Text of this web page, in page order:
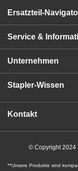
Ersatzteil-
Service &
Unternehmen
Stapler-Wissen
Kontakt
© Copyright 2024
**Unsere Produkte sind